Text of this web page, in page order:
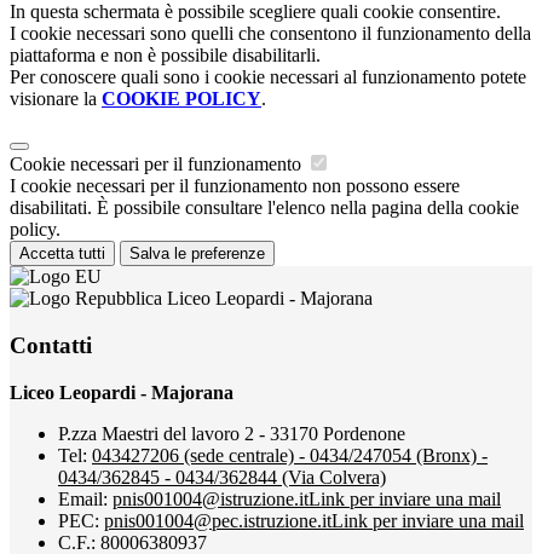
In questa schermata è possibile scegliere quali cookie consentire.
I cookie necessari sono quelli che consentono il funzionamento della
piattaforma e non è possibile disabilitarli.
Per conoscere quali sono i cookie necessari al funzionamento potete
visionare la COOKIE POLICY.
Cookie necessari per il funzionamento
I cookie necessari per il funzionamento non possono essere
disabilitati. È possibile consultare l'elenco nella pagina della cookie
policy.
Accetta tutti Salva le preferenze
Liceo Leopardi - Majorana
Contatti
Liceo Leopardi - Majorana
P.zza Maestri del lavoro 2 - 33170 Pordenone
Tel: 043427206 (sede centrale) - 0434/247054 (Bronx) -
0434/362845 - 0434/362844 (Via Colvera)
Email: pnis001004@istruzione.itLink per inviare una mail
PEC: pnis001004@pec.istruzione.itLink per inviare una mail
C.F.: 80006380937